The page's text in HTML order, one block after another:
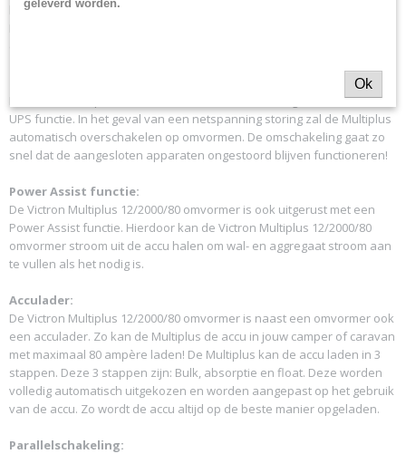
kun je dus zonder problemen alle apparaten op aansluiten. De Victron
De Victron Multiplus 12/2000/80 omvormer is ook uitgerust met een
UPS functie. In het geval van een netspanning storing zal de Multiplus
automatisch overschakelen op omvormen. De omschakeling gaat zo
snel dat de aangesloten apparaten ongestoord blijven functioneren!
Power Assist functie:
De Victron Multiplus 12/2000/80 omvormer is ook uitgerust met een
Power Assist functie. Hierdoor kan de Victron Multiplus 12/2000/80
omvormer stroom uit de accu halen om wal- en aggregaat stroom aan
te vullen als het nodig is.
Acculader:
De Victron Multiplus 12/2000/80 omvormer is naast een omvormer ook
een acculader. Zo kan de Multiplus de accu in jouw camper of caravan
met maximaal 80 ampère laden! De Multiplus kan de accu laden in 3
stappen. Deze 3 stappen zijn: Bulk, absorptie en float. Deze worden
volledig automatisch uitgekozen en worden aangepast op het gebruik
van de accu. Zo wordt de accu altijd op de beste manier opgeladen.
Parallelschakeling:
geleverd worden.
Ok